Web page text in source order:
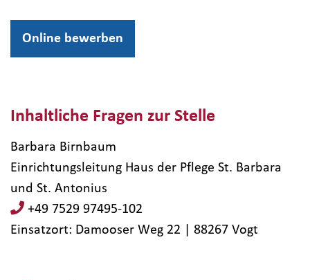
Inhaltliche Fragen zur Stelle
Barbara Birnbaum
Einrichtungsleitung Haus der Pflege St. Barbara
und St. Antonius
+49 7529 97495-102
Einsatzort: Damooser Weg 22 | 88267​ Vogt
Online bewerben